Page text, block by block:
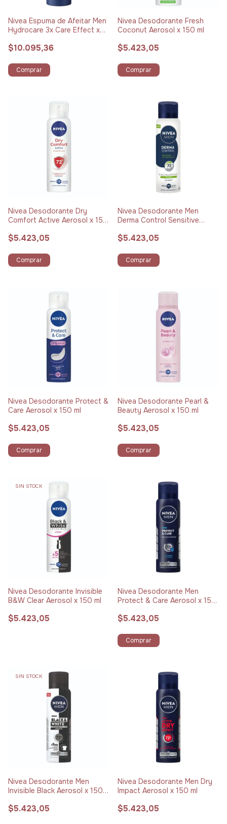
Nivea Espuma de Afeitar Men
Hydrocare 3x Care Effect x
$10.095,36
Comprar
Nivea Desodorante Fresh
Coconut Aerosol x 150 ml
$5.423,05
Comprar
Nivea Desodorante Dry
Comfort Active Aerosol x 150
$5.423,05
Comprar
Nivea Desodorante Men
Derma Control Sensitive
$5.423,05
Comprar
Nivea Desodorante Protect &
Care Aerosol x 150 ml
$5.423,05
Comprar
Nivea Desodorante Pearl &
Beauty Aerosol x 150 ml
$5.423,05
Comprar
SIN STOCK
Nivea Desodorante Invisible
B&W Clear Aerosol x 150 ml
$5.423,05
Nivea Desodorante Men
Protect & Care Aerosol x 150
$5.423,05
Comprar
SIN STOCK
Nivea Desodorante Men
Invisible Black Aerosol x 150
$5.423,05
Nivea Desodorante Men Dry
Impact Aerosol x 150 ml
$5.423,05